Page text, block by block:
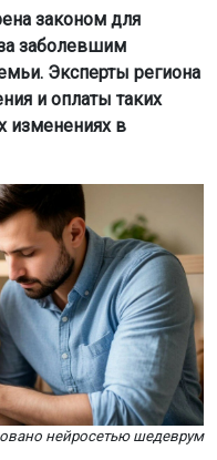
законом для
за заболевшим
Эксперты региона
и оплаты таких
изменениях в
нейросетью шедеврум